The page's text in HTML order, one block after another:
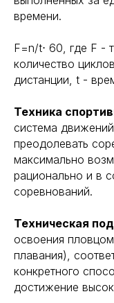
времени.
F=n/t⋅ 60, где F -
количество
дистанции, t -
Техника
система
преодолевать
максимально
рационально и в
соревнований.
Техническая
освоения
плавания),
конкретного
достижение